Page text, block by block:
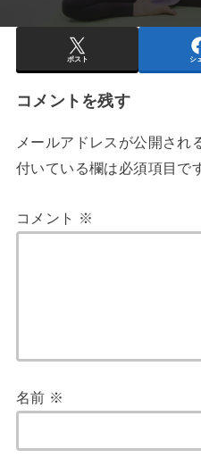
ポスト シ
コメントを残す
メールアドレスが公開され
付いている欄は必須項目で
コメント ※
名前 ※